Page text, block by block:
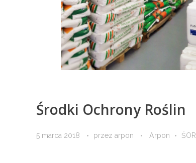
Środki Ochrony Roślin
5 marca 2018 przez arpon Arpon ŚOR